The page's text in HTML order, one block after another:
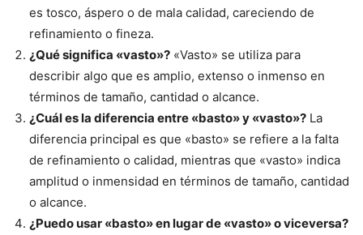
es tosco, áspero o de mala calidad, careciendo de
refinamiento o fineza.
¿Qué significa «vasto»? «Vasto» se utiliza para
describir algo que es amplio, extenso o inmenso en
términos de tamaño, cantidad o alcance.
¿Cuál es la diferencia entre «basto» y «vasto»? La
diferencia principal es que «basto» se refiere a la falta
de refinamiento o calidad, mientras que «vasto» indica
amplitud o inmensidad en términos de tamaño, cantidad
o alcance.
¿Puedo usar «basto» en lugar de «vasto» o viceversa?